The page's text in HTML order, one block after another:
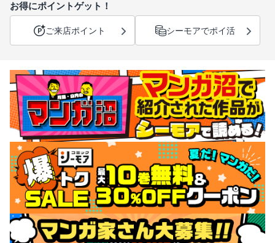
お得にポイントゲット！
ご来店ポイント シーモアでポイ活